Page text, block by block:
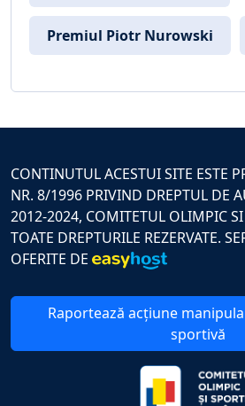
Premiul Piotr Nurowski
CONTINUTUL ACESTUI SITE ESTE
NR. 8/1996 PRIVIND DREPTUL DE
2012-2024, COMITETUL OLIMPIC
TOATE DREPTURILE REZERVATE.
OFERITE DE
Raportează acțiune
sportivă